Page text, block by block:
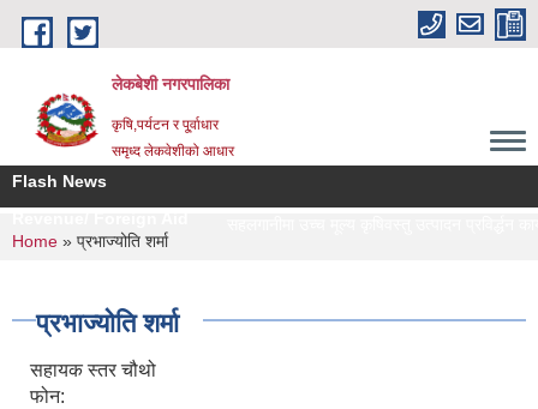
Skip to main content
लेकबेशी नगरपालिका
कृषि,पर्यटन र पू्र्वाधार
समृध्द लेकवेशीको आधार
Flash News
You are here
Home » प्रभाज्योति शर्मा
प्रभाज्योति शर्मा
सहायक स्तर चौथो
फोन: